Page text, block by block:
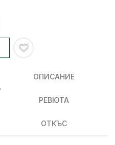
ОПИСАНИЕ
РЕВЮТА
ОТКЪС